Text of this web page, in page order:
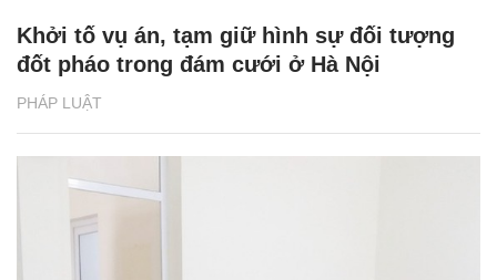
PHÁP LUẬT
Khởi tố vụ án, tạm giữ hình sự đối tượng
đốt pháo trong đám cưới ở Hà Nội